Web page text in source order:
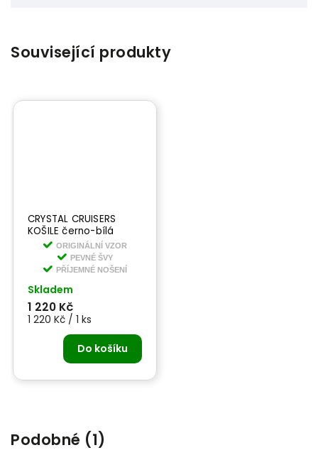
Související produkty
CRYSTAL CRUISERS
KOŠILE černo-bílá
ORIGINÁLNÍ VZOR
PEVNÉ ŠVY
PŘÍJEMNÉ NOŠENÍ
Skladem
1 220 Kč
1 220 Kč / 1 ks
Do košíku
Podobné (1)